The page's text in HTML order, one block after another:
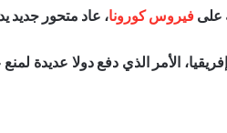
على فيروس كورونا، عاد متحور جديد
الأمر الذي دفع دولا عديدة